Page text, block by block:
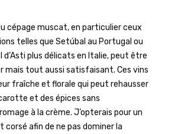
cépage muscat, en particulier ceux
telles que Setúbal au Portugal ou
plus délicats en Italie, peut être
mais tout aussi satisfaisant. Ces vins
fraîche et florale qui peut rehausser
et des épices sans
à la crème. J’opterais pour un
corsé afin de ne pas dominer la